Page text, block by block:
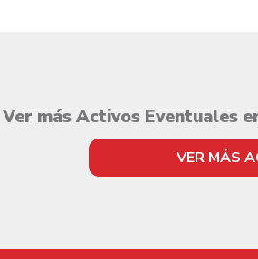
Ver más Activos Eventuales
VER MÁS